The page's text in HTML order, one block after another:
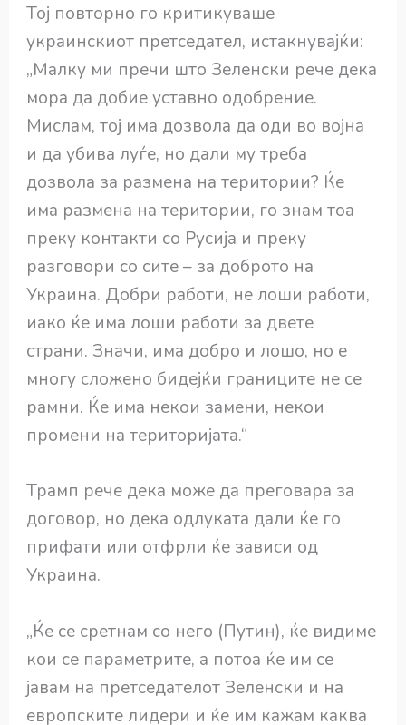
Тој повторно го критикуваше
украинскиот претседател, истакнувајќи:
„Малку ми пречи што Зеленски рече дека
мора да добие уставно одобрение.
Мислам, тој има дозвола да оди во војна
и да убива луѓе, но дали му треба
дозвола за размена на територии? Ќе
има размена на територии, го знам тоа
преку контакти со Русија и преку
разговори со сите – за доброто на
Украина. Добри работи, не лоши работи,
иако ќе има лоши работи за двете
страни. Значи, има добро и лошо, но е
многу сложено бидејќи границите не се
рамни. Ќе има некои замени, некои
промени на територијата.“
Трамп рече дека може да преговара за
договор, но дека одлуката дали ќе го
прифати или отфрли ќе зависи од
Украина.
„Ќе се сретнам со него (Путин), ќе видиме
кои се параметрите, а потоа ќе им се
јавам на претседателот Зеленски и на
европските лидери и ќе им кажам каква